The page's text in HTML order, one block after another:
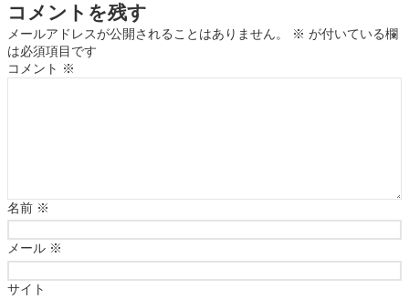
コメントを残す
メールアドレスが公開されることはありません。 ※ が付いている欄
は必須項目です
コメント ※
名前 ※
メール ※
サイト